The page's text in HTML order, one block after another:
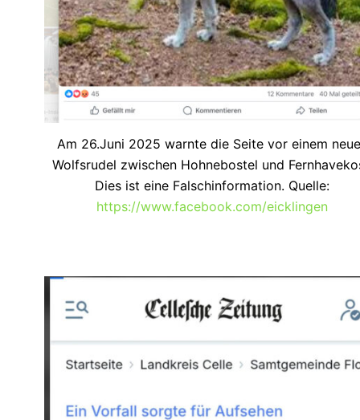
Am 26.Juni 2025 warnte die Seite vor einem
Wolfsrudel zwischen Hohnebostel und
Dies ist eine Falschinformation. Quelle:
https://www.facebook.com/eicklingen